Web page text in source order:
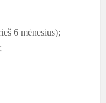
6 mėnesius);
;